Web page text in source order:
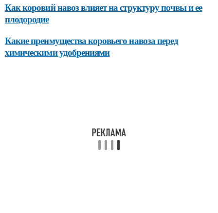
Как коровий навоз влияет на структуру почвы и ее
плодородие
Какие преимущества коровьего навоза перед
химическими удобрениями